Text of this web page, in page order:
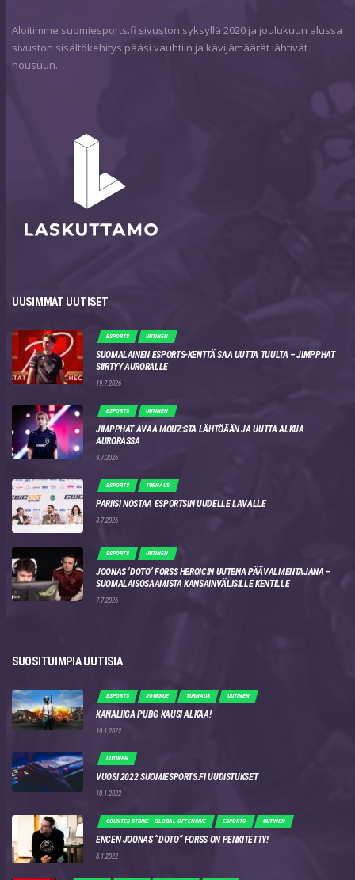
Aloitimme suomiesports.fi sivuston syksyllä 2020 ja joulukuun alussa
sivuston sisältökehitys pääsi vauhtiin ja kävijämäärät lähtivät
nousuun.
UUSIMMAT UUTISET
ESPORTS UUTINEN
SUOMALAINEN ESPORTS-KENTTÄ SAA UUTTA TUULTA – JIMPPHAT
SIIRTYY AURORALLE
19.7.2026
ESPORTS UUTINEN
JIMPPHAT AVAA MOUZ:STA LÄHTÖÄÄN JA UUTTA ALKUA
AURORASSA
9.7.2026
ESPORTS TURNAUS
PARIISI NOSTAA ESPORTSIN UUDELLE LAVALLE
8.7.2026
ESPORTS UUTINEN
JOONAS ‘DOTO’ FORSS HEROICIN UUTENA PÄÄVALMENTAJANA –
SUOMALAISOSAAMISTA KANSAINVÄLISILLE KENTILLE
7.7.2026
SUOSITUIMPIA UUTISIA
ESPORTS JOUKKUE TURNAUS UUTINEN
KANALIIGA PUBG KAUSI ALKAA!
10.1.2022
UUTINEN
VUOSI 2022 SUOMIESPORTS.FI UUDISTUKSET
10.1.2022
COUNTER STRIKE - GLOBAL OFFENSIVE ESPORTS UUTINEN
ENCEN JOONAS “DOTO” FORSS ON PENKITETTY!
8.1.2022